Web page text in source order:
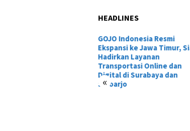
HEADLINES
«